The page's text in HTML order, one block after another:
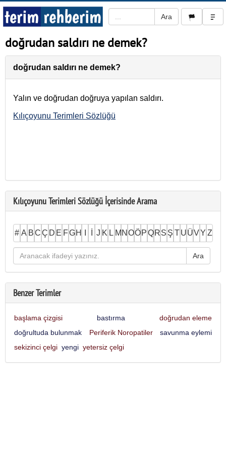
doğrudan saldırı ne demek?
doğrudan saldırı ne demek?
Yalın ve doğrudan doğruya yapılan saldırı.
Kılıçoyunu Terimleri Sözlüğü
Kılıçoyunu Terimleri Sözlüğü İçerisinde Arama
# A BCÇ D E FGH J K L M N OÖPQRS Ş T UÜVY Z
Benzer Terimler
başlama çizgisi bastırma
doğrudan eleme
doğrultuda bulunmak
Periferik Noropatiler
savunma eylemi
sekizinci çelgi yengi yetersiz çelgi